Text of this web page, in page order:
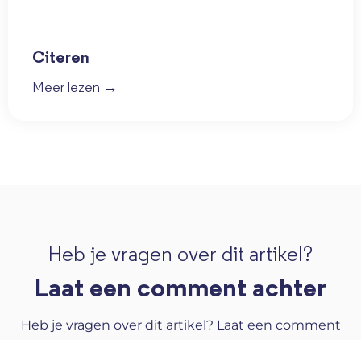
Citeren
Meer lezen →
Heb je vragen over dit artikel?
Laat een comment achter
Heb je vragen over dit artikel? Laat een comment